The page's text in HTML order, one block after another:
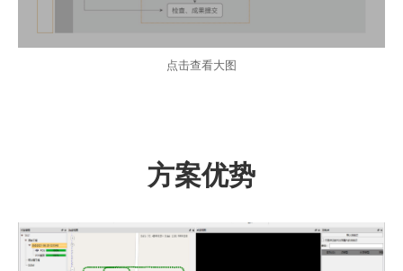
点击查看大图
方案优势